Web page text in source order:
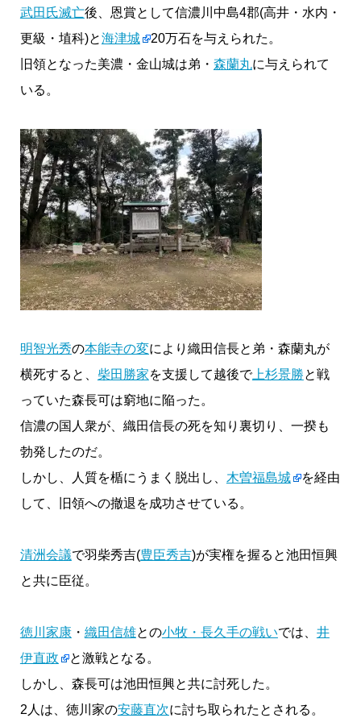
武田氏滅亡後、恩賞として信濃川中島4郡(高井・水内・
更級・埴科)と海津城
20万石を与えられた。
旧領となった美濃・金山城は弟・ 森蘭丸に与えられて
いる。
明智光秀の本能寺の変により織田信長と弟・森蘭丸が
横死すると、 柴田勝家を支援して越後で上杉景勝と戦
っていた森長可は窮地に陥った。
信濃の国人衆が、織田信長の死を知り裏切り、一揆も
勃発したのだ。
しかし、人質を楯にうまく脱出し、 木曽福島城
を経由
して、旧領への撤退を成功させている。
清洲会議で羽柴秀吉(豊臣秀吉)が実権を握ると池田恒興
と共に臣従。
徳川家康・ 織田信雄との小牧・長久手の戦いでは、 井
伊直政
と激戦となる。
しかし、森長可は池田恒興と共に討死した。
2人は、徳川家の安藤直次に討ち取られたとされる。